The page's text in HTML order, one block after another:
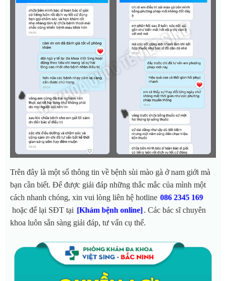
Trên đây là một số thông tin về bệnh sùi mào gà ở nam giới mà
bạn cần biết. Để được giải đáp những thắc mắc của mình một
cách nhanh chóng, xin vui lòng liên hệ hotline 086 2345 169
hoặc để lại SĐT tại [Khám bệnh online] . Các bác sĩ chuyên
khoa luôn sẵn sàng giải đáp, tư vấn cụ thể.